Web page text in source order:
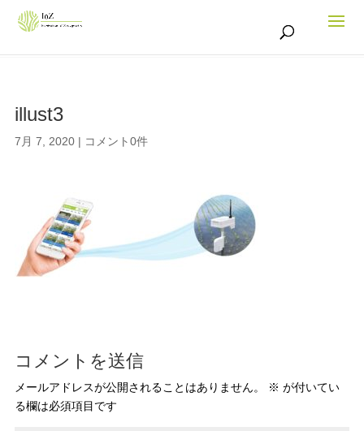
illust3
7月 7, 2020| コメント0件
コメントを送信
メールアドレスが公開されることはありません。 ※ が付いてい
る欄は必須項目です